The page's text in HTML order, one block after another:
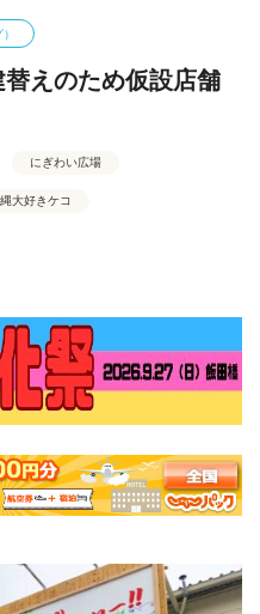
えのため仮設店舗
にぎわい広場
大好きケコ